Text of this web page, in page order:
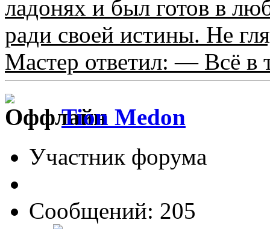
ладонях и был готов в
ради своей истины. Не
Мастер ответил: — Всё в
Tion Medon
Участник форума
Сообщений: 205